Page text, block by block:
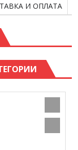
И ОПЛАТА